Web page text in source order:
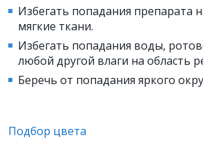
Избегать попадания препарата
мягкие ткани.
Избегать попадания воды,
любой другой влаги на область
Беречь от попадания яркого
Подбор цвета